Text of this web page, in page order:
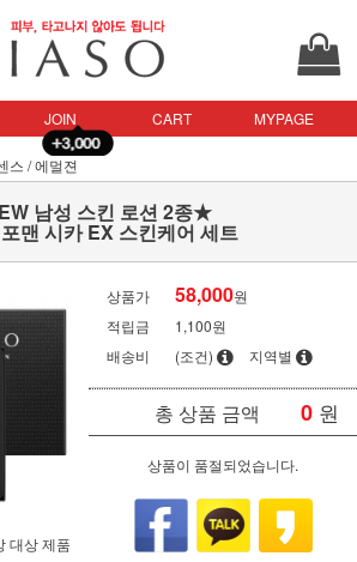
JOIN CART MYPAGE
스 / 에멀젼
남성 스킨 로션 2종★
맨 시카 EX 스킨케어 세트
대상 제품
상품가 58,000원
적립금
1,100원
배송비
(조건) 지역별
총 상품 금액 0 원
상품이 품절되었습니다.